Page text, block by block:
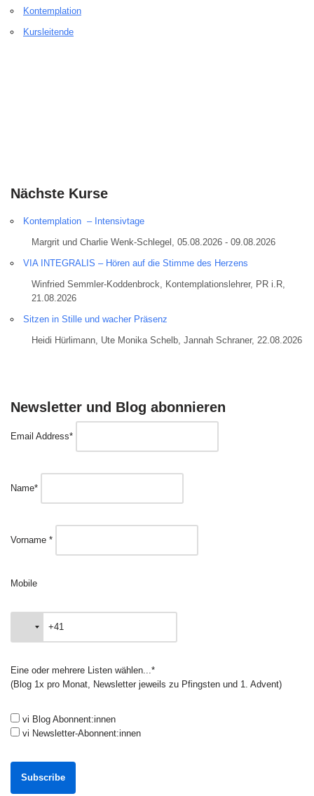
Kontemplation
Kursleitende
Nächste Kurse
Kontemplation – Intensivtage
Margrit und Charlie Wenk-Schlegel, 05.08.2026 - 09.08.2026
VIA INTEGRALIS – Hören auf die Stimme des Herzens
Winfried Semmler-Koddenbrock, Kontemplationslehrer, PR i.R,
21.08.2026
Sitzen in Stille und wacher Präsenz
Heidi Hürlimann, Ute Monika Schelb, Jannah Schraner, 22.08.2026
Newsletter und Blog abonnieren
Email Address*
Name*
Vorname *
Mobile
Eine oder mehrere Listen wählen...*
(Blog 1x pro Monat, Newsletter jeweils zu Pfingsten und 1. Advent)
vi Blog Abonnent:innen
vi Newsletter-Abonnent:innen